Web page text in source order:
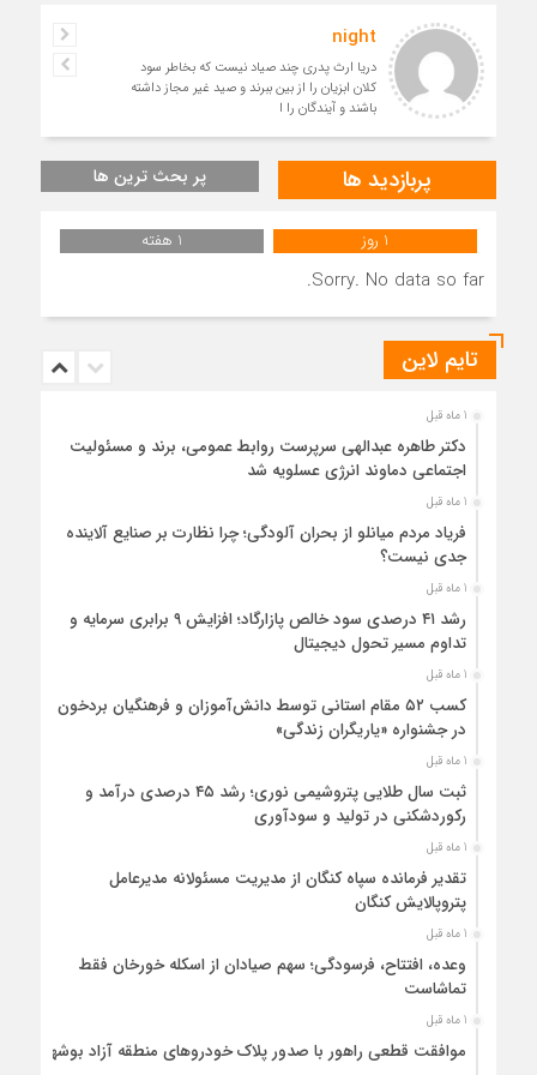
night
دریا ارث پدری چند صیاد نیست که بخاطر سود
کلان ابزیان را از بین ببرند و صید غیر مجاز داشته
باشند و آیندگان را ا
پربازدید ها پر بحث ترین ها
1 روز 1 هفته
Sorry. No data so far.
تایم لاین
1 ماه قبل
دکتر طاهره عبدالهی سرپرست روابط عمومی، برند و مسئولیت
اجتماعی دماوند انرژی عسلویه شد
1 ماه قبل
فریاد مردم میانلو از بحران آلودگی؛ چرا نظارت بر صنایع آلاینده
جدی نیست؟
1 ماه قبل
رشد ۴۱ درصدی سود خالص پازارگاد؛ افزایش ۹ برابری سرمایه و
تداوم مسیر تحول دیجیتال
1 ماه قبل
کسب ۵۲ مقام استانی توسط دانش‌آموزان و فرهنگیان بردخون
در جشنواره «یاریگران زندگی»
1 ماه قبل
ثبت سال طلایی پتروشیمی نوری؛ رشد ۴۵ درصدی درآمد و
رکوردشکنی در تولید و سودآوری
1 ماه قبل
تقدیر فرمانده سپاه کنگان از مدیریت مسئولانه مدیرعامل
پتروپالایش کنگان
1 ماه قبل
وعده، افتتاح، فرسودگی؛ سهم صیادان از اسکله خورخان فقط
تماشاست
1 ماه قبل
موافقت قطعی راهور با صدور پلاک خودروهای منطقه آزاد بوشهر